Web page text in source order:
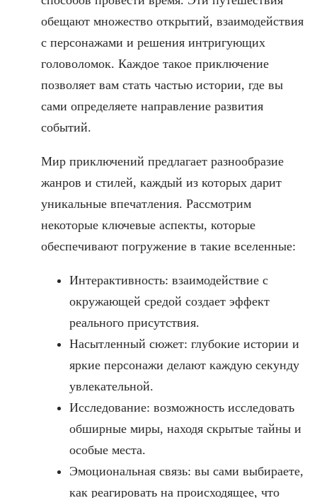
обещают множество открытий, взаимодействия
с персонажами и решения интригующих
головоломок. Каждое такое приключение
позволяет вам стать частью истории, где вы
сами определяете направление развития
событий.
Мир приключений предлагает разнообразие
жанров и стилей, каждый из которых дарит
уникальные впечатления. Рассмотрим
некоторые ключевые аспекты, которые
обеспечивают погружение в такие вселенные:
Интерактивность: взаимодействие с
окружающей средой создает эффект
реального присутствия.
Насытленный сюжет: глубокие истории и
яркие персонажи делают каждую секунду
увлекательной.
Исследование: возможность исследовать
обширные миры, находя скрытые тайны и
особые места.
Эмоциональная связь: вы сами выбираете,
как реагировать на происходящее, что